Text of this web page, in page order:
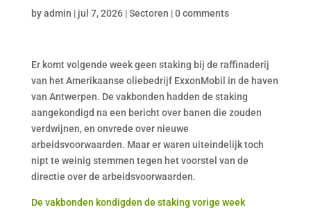
byadmin | jul 7, 2026|Sectoren |0 comments
Er komt volgende week geen staking bij de raffinaderij
van het Amerikaanse oliebedrijf ExxonMobil in de haven
van Antwerpen. De vakbonden hadden de staking
aangekondigd na een bericht over banen die zouden
verdwijnen, en onvrede over nieuwe
arbeidsvoorwaarden. Maar er waren uiteindelijk toch
nipt te weinig stemmen tegen het voorstel van de
directie over de arbeidsvoorwaarden.
De vakbonden kondigden de staking vorige week